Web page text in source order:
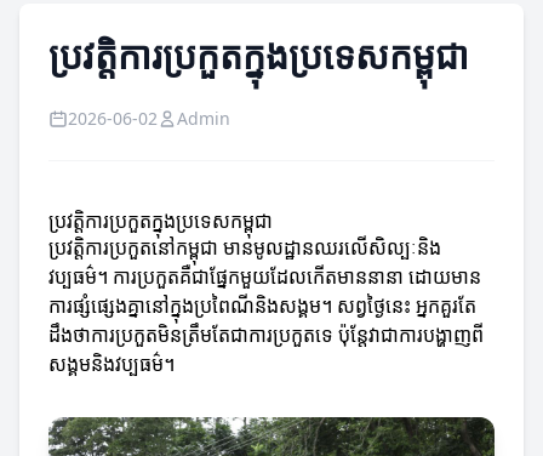
ប្រវត្តិការប្រកួតក្នុងប្រទេសកម្ពុជា
2026-06-02 Admin
ប្រវត្តិការប្រកួតក្នុងប្រទេសកម្ពុជា
ប្រវត្តិការប្រកួតនៅកម្ពុជា មានមូលដ្ឋានឈរលើសិល្បៈនិង
វប្បធម៌។ ការប្រកួតគឺជាផ្នែកមួយដែលកើតមាននានា ដោយមាន
ការផ្សំផ្សេងគ្នានៅក្នុងប្រពៃណីនិងសង្គម។ សព្វថ្ងៃនេះ អ្នកគួរតែ
ដឹងថាការប្រកួតមិនត្រឹមតែជាការប្រកួតទេ ប៉ុន្តែវាជាការបង្ហាញពី
សង្គមនិងវប្បធម៌។